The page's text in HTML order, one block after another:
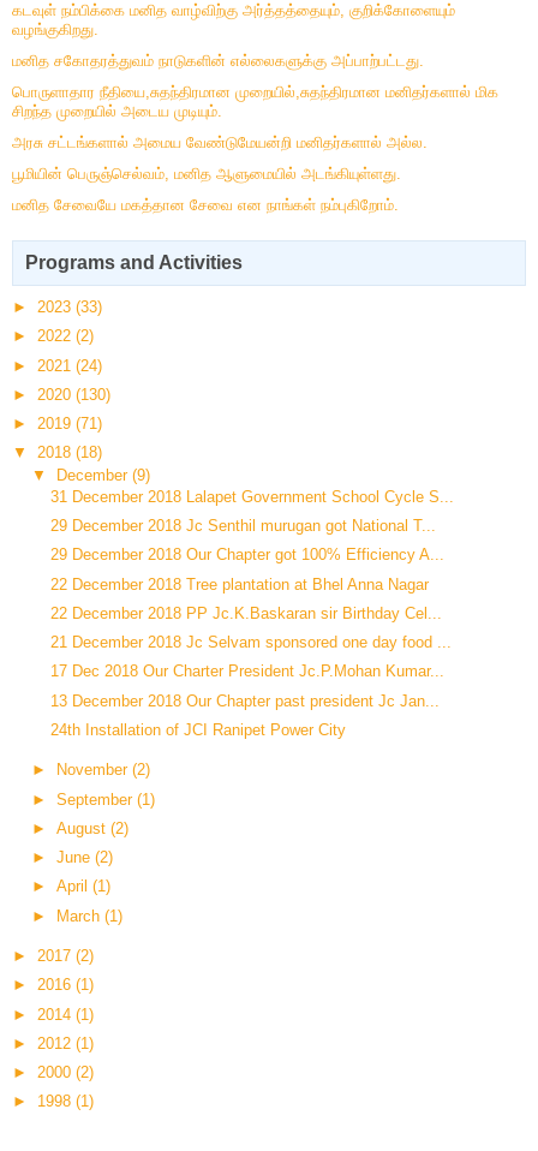
கடவுள் நம்பிக்கை மனித வாழ்விற்கு அர்த்தத்தையும், குறிக்கோளையும்
வழங்குகிறது.
மனித சகோதரத்துவம் நாடுகளின் எல்லைகளுக்கு அப்பாற்பட்டது.
பொருளாதார நீதியை,சுதந்திரமான முறையில்,சுதந்திரமான மனிதர்களால் மிக
சிறந்த முறையில் அடைய முடியும்.
அரசு சட்டங்களால் அமைய வேண்டுமேயன்றி மனிதர்களால் அல்ல.
பூமியின் பெருஞ்செல்வம், மனித ஆளுமையில் அடங்கியுள்ளது.
மனித சேவையே மகத்தான சேவை என நாங்கள் நம்புகிறோம்.
Programs and Activities
► 2023 (33)
► 2022 (2)
► 2021 (24)
► 2020 (130)
► 2019 (71)
▼ 2018 (18)
▼ December (9)
31 December 2018 Lalapet Government School Cycle S...
29 December 2018 Jc Senthil murugan got National T...
29 December 2018 Our Chapter got 100% Efficiency A...
22 December 2018 Tree plantation at Bhel Anna Nagar
22 December 2018 PP Jc.K.Baskaran sir Birthday Cel...
21 December 2018 Jc Selvam sponsored one day food ...
17 Dec 2018 Our Charter President Jc.P.Mohan Kumar...
13 December 2018 Our Chapter past president Jc Jan...
24th Installation of JCI Ranipet Power City
► November (2)
► September (1)
► August (2)
► June (2)
► April (1)
► March (1)
► 2017 (2)
► 2016 (1)
► 2014 (1)
► 2012 (1)
► 2000 (2)
► 1998 (1)